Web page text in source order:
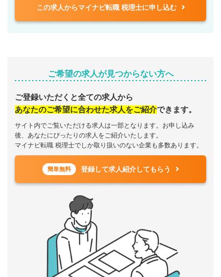
この求人からマイナビ転職 税理士に申し込む
ご希望の求人が見つからない方へ
ご登録いただくと全ての求人から
あなたのご希望に合わせた求人をご紹介できます。
サイト内でご覧いただける求人は一部となります。お申し込み
後、あなたにぴったりの求人をご紹介いたします。
マイナビ転職 税理士でしか取り扱いのない企業も多数あります。
簡単無料 登録して求人紹介してもらう